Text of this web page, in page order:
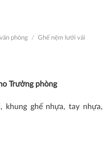
phòng / Ghế nệm lưới vải
Trưởng phòng
khung ghế nhựa, tay nhựa,